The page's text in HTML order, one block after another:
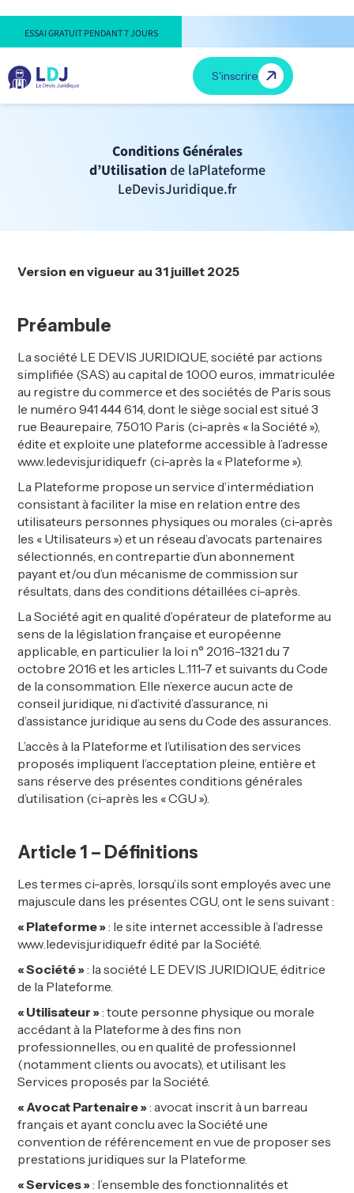
ESSAI GRATUIT PENDANT 7 JOURS
S'inscrire
Conditions Générales
d’Utilisationde laPlateforme
LeDevisJuridique.fr
Version en vigueur au31 juillet 2025
Préambule
La société LE DEVIS JURIDIQUE, société par actions
simplifiée (SAS) au capital de 1.000 euros, immatriculée
au registre du commerce et des sociétés de Paris sous
le numéro 941 444 614, dont le siège social est situé 3
rue Beaurepaire, 75010 Paris (ci-après « la Société »),
édite et exploite une plateforme accessible à l’adresse
www.ledevisjuridique.fr (ci-après la « Plateforme »).
La Plateforme propose un service d’intermédiation
consistant à faciliter la mise en relation entre des
utilisateurs personnes physiques ou morales (ci-après
les « Utilisateurs ») et un réseau d’avocats partenaires
sélectionnés, en contrepartie d’un abonnement
payant et/ou d’un mécanisme de commission sur
résultats, dans des conditions détaillées ci-après.
La Société agit en qualité d’opérateur de plateforme au
sens de la législation française et européenne
applicable, en particulier la loi n° 2016-1321 du 7
octobre 2016 et les articles L.111-7 et suivants du Code
de la consommation. Elle n’exerce aucun acte de
conseil juridique, ni d’activité d’assurance, ni
d’assistance juridique au sens du Code des assurances.
L’accès à la Plateforme et l’utilisation des services
proposés impliquent l’acceptation pleine, entière et
sans réserve des présentes conditions générales
d’utilisation (ci-après les « CGU »).
Article 1 – Définitions
Les termes ci-après, lorsqu’ils sont employés avec une
majuscule dans les présentes CGU, ont le sens suivant :
« Plateforme»: le site internet accessible à l’adresse
www.ledevisjuridique.fr édité par la Société.
«Société»: la société LE DEVIS JURIDIQUE, éditrice
de la Plateforme.
« Utilisateur »: toute personne physique ou morale
accédant à la Plateforme à des fins non
professionnelles, ou en qualité de professionnel
(notamment clients ou avocats), et utilisant les
Services proposés par la Société.
« Avocat Partenaire»: avocat inscrit à un barreau
français et ayant conclu avec la Société une
convention de référencement en vue de proposer ses
prestations juridiques sur la Plateforme.
«Services»: l’ensemble des fonctionnalités et